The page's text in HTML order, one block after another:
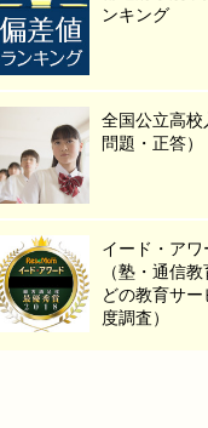
ンキング
全国公立高
問題・正答）
イード・アワ
（塾・通信
どの教育サ
度調査）